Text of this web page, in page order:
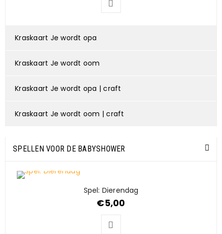
Kraskaart Je wordt opa
Kraskaart Je wordt oom
Kraskaart Je wordt opa | craft
Kraskaart Je wordt oom | craft
SPELLEN VOOR DE BABYSHOWER
Spel: Dierendag
€5,00